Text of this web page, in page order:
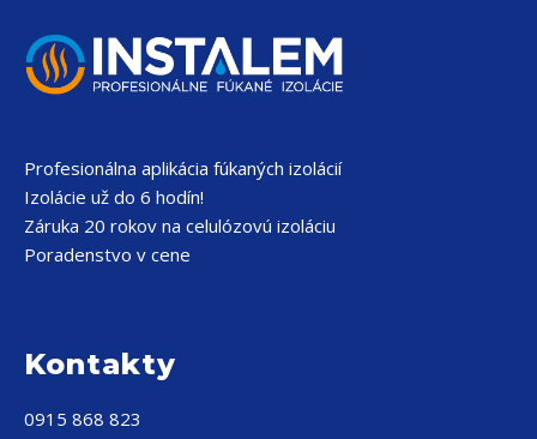
Profesionálna aplikácia fúkaných izolácií
Izolácie už do 6 hodín!
Záruka 20 rokov na celulózovú izoláciu
Poradenstvo v cene
Kontakty
0915 868 823